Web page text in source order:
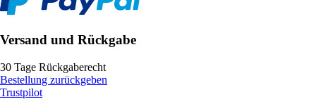
Versand und Rückgabe
30 Tage Rückgaberecht
Bestellung zurückgeben
Trustpilot